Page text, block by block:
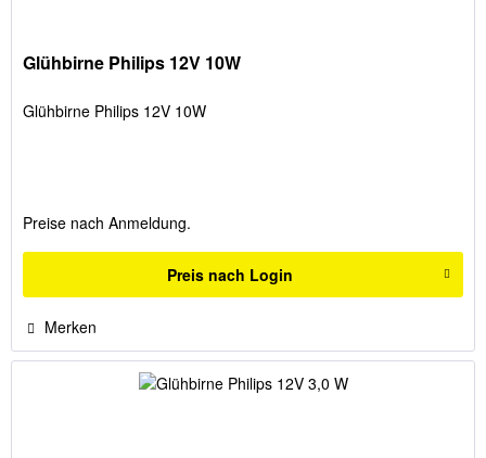
Glühbirne Philips 12V 10W
Glühbirne Philips 12V 10W
Preise nach Anmeldung.
Preis nach Login
Merken